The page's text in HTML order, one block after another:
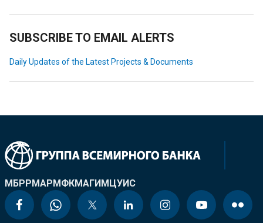
SUBSCRIBE TO EMAIL ALERTS
Daily Updates of the Latest Projects & Documents
МБРРМАРМФКМАГИМЦУИС